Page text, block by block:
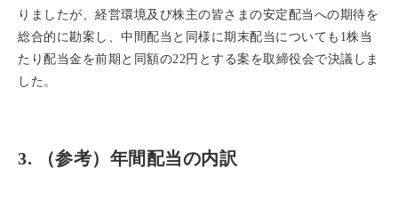
りましたが、経営環境及び株主の皆さまの安定配当への期待を
総合的に勘案し、中間配当と同様に期末配当についても1株当
たり配当金を前期と同額の22円とする案を取締役会で決議しま
した。
3. （参考）年間配当の内訳